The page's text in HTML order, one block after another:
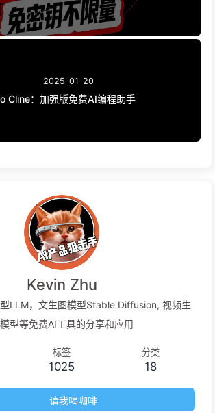
2025-01-20
Cline：加强版免费AI编程助手
Kevin Zhu
LLM，文生图模型Stable Diffusion, 视频生
型等免费AI工具的分享和应用
标签
1025
分类
18
请我喝咖啡